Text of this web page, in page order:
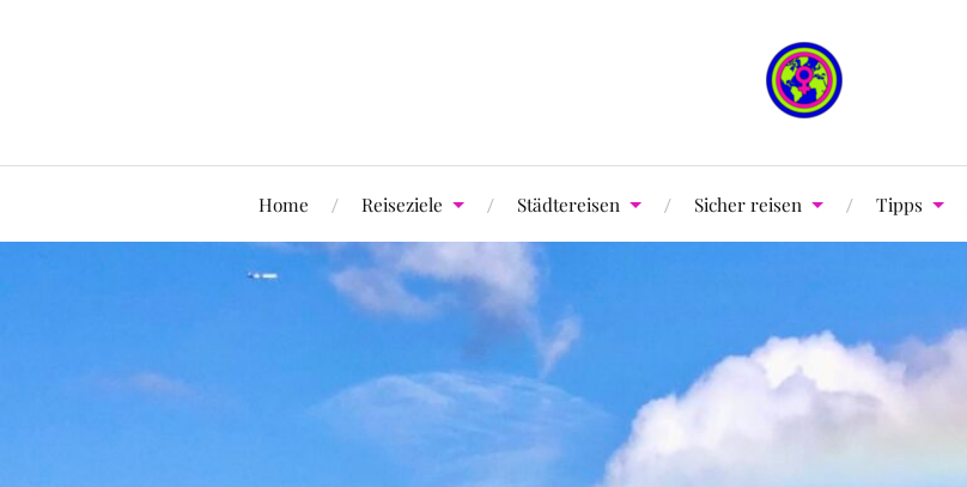
Home Reiseziele Städtereisen Sicher reisen Tipps